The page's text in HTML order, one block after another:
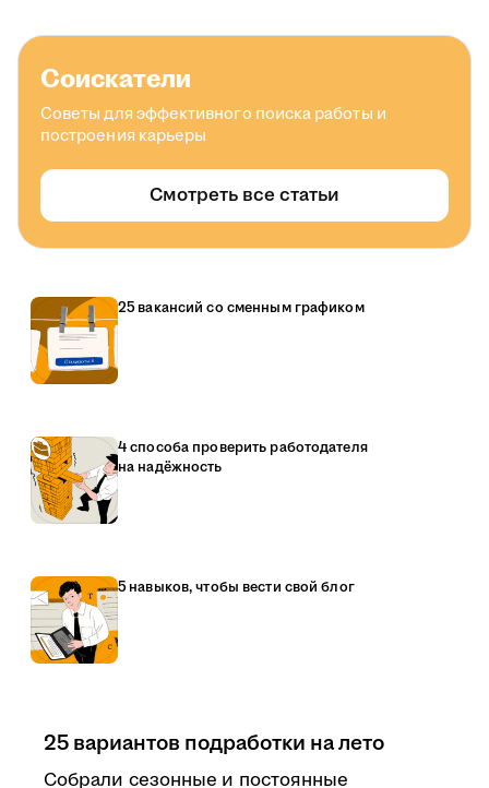
Соискатели
Советы для эффективного поиска работы и
построения карьеры
Смотреть все статьи
25 вакансий со сменным графиком
4 способа проверить работодателя
на надёжность
5 навыков, чтобы вести свой блог
25 вариантов подработки на лето
Собрали сезонные и постоянные